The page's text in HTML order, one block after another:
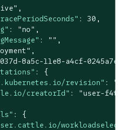
,
: 30 ,
: "no" ,
: "" ,
,
8a5c-11e8-a4cf-
: {
revision" :
"1"
creatorId" :
"user-
: {